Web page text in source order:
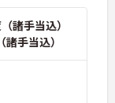
諸手当込）
諸手当込）